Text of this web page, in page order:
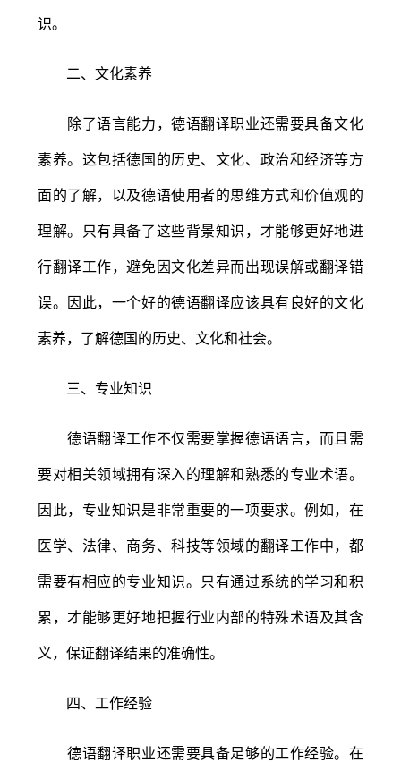
识。
二、文化素养
除了语言能力，德语翻译职业还需要具备文化
素养。这包括德国的历史、文化、政治和经济等方
面的了解，以及德语使用者的思维方式和价值观的
理解。只有具备了这些背景知识，才能够更好地进
行翻译工作，避免因文化差异而出现误解或翻译错
误。因此，一个好的德语翻译应该具有良好的文化
素养，了解德国的历史、文化和社会。
三、专业知识
德语翻译工作不仅需要掌握德语语言，而且需
要对相关领域拥有深入的理解和熟悉的专业术语。
因此，专业知识是非常重要的一项要求。例如，在
医学、法律、商务、科技等领域的翻译工作中，都
需要有相应的专业知识。只有通过系统的学习和积
累，才能够更好地把握行业内部的特殊术语及其含
义，保证翻译结果的准确性。
四、工作经验
德语翻译职业还需要具备足够的工作经验。在